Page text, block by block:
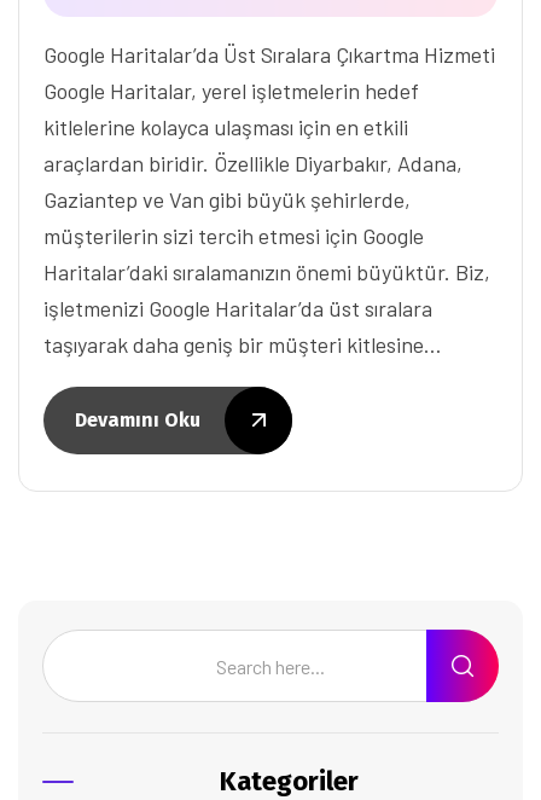
Google Haritalar’da Üst Sıralara Çıkartma Hizmeti
Google Haritalar, yerel işletmelerin hedef
kitlelerine kolayca ulaşması için en etkili
araçlardan biridir. Özellikle Diyarbakır, Adana,
Gaziantep ve Van gibi büyük şehirlerde,
müşterilerin sizi tercih etmesi için Google
Haritalar’daki sıralamanızın önemi büyüktür. Biz,
işletmenizi Google Haritalar’da üst sıralara
taşıyarak daha geniş bir müşteri kitlesine…
Devamını Oku
Kategoriler